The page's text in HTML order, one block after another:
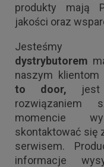
produkty mają
jakości oraz
dystrybutorem
naszym klientom
to door,
rozwiązaniem
momencie
skontaktować się
serwisem.
informacje